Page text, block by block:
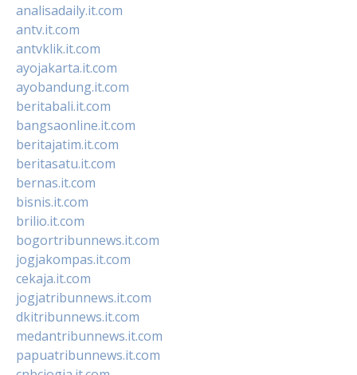
analisadaily.it.com
antv.it.com
antvklik.it.com
ayojakarta.it.com
ayobandung.it.com
beritabali.it.com
bangsaonline.it.com
beritajatim.it.com
beritasatu.it.com
bernas.it.com
bisnis.it.com
brilio.it.com
bogortribunnews.it.com
jogjakompas.it.com
cekaja.it.com
jogjatribunnews.it.com
dkitribunnews.it.com
medantribunnews.it.com
papuatribunnews.it.com